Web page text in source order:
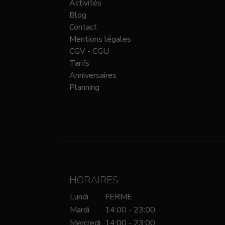
Activités
Blog
Contact
Mentions légales
CGV - CGU
Tarifs
Anniversaires
Planning
HORAIRES
Lundi
FERME
Mardi
14:00 - 23:00